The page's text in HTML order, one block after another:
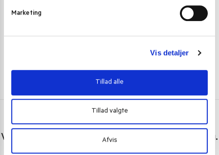
Marketing
Vis detaljer
Tillad alle
Tillad valgte
Afvis
7,00 7,00 kr.
Har du spørgsmål eller brug for hjælp?
Vi er lige her. Kundeservice sidder klar til at hjælpe dig.